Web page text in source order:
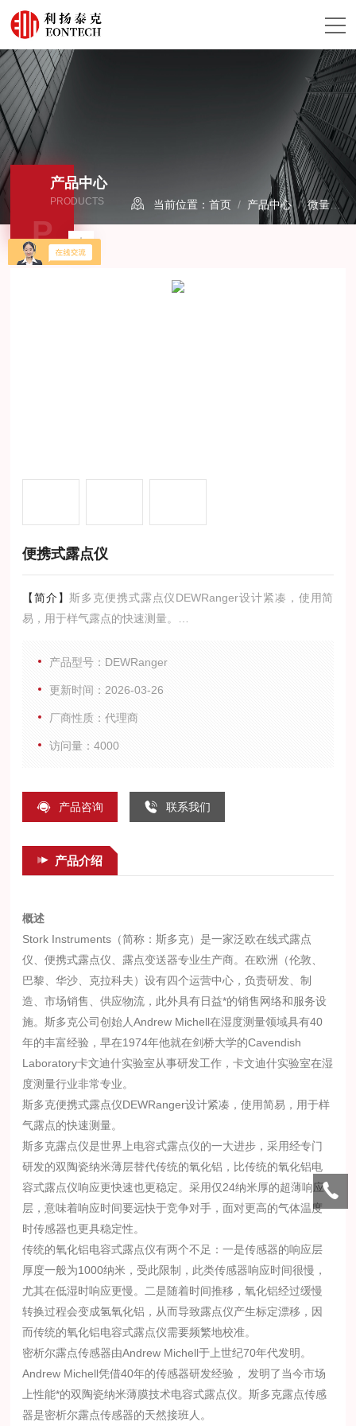
产品中心
PRODUCTS
P
当前位置：首页 / 产品中心/微量水分析仪/露点仪
便携式露点仪
【简介】斯多克便携式露点仪DEWRanger设计紧凑，使用简
易，用于样气露点的快速测量。
研发的双陶瓷纳米薄层替代传统的氧化铝，比传统的氧化铝电
时传感器也更具稳定性。
产品型号：DEWRanger
更新时间：2026-03-26
厂商性质：代理商
访问量：4000
产品咨询 联系我们
产品介绍
概述
Stork Instruments（简称：斯多克）是一家泛欧在线式露点
仪、便携式露点仪、露点变送器专业生产商。在欧洲（伦敦、
巴黎、华沙、克拉科夫）设有四个运营中心，负责研发、制
造、市场销售、供应物流，此外具有日益*的销售网络和服务设
施。斯多克公司创始人Andrew Michell在湿度测量领域具有40
年的丰富经验，早在1974年他就在剑桥大学的Cavendish
Laboratory卡文迪什实验室从事研发工作，卡文迪什实验室在湿
度测量行业非常专业。
斯多克便携式露点仪DEWRanger设计紧凑，使用简易，用于样
气露点的快速测量。
斯多克露点仪是世界上电容式露点仪的一大进步，采用经专门
研发的双陶瓷纳米薄层替代传统的氧化铝，比传统的氧化铝电
容式露点仪响应更快速也更稳定。采用仅24纳米厚的超薄响应
层，意味着响应时间要远快于竞争对手，面对更高的气体温度
时传感器也更具稳定性。
传统的氧化铝电容式露点仪有两个不足：一是传感器的响应层
厚度一般为1000纳米，受此限制，此类传感器响应时间很慢，
尤其在低湿时响应更慢。二是随着时间推移，氧化铝经过缓慢
转换过程会变成氢氧化铝，从而导致露点仪产生标定漂移，因
而传统的氧化铝电容式露点仪需要频繁地校准。
密析尔露点传感器由Andrew Michell于上世纪70年代发明。
Andrew Michell凭借40年的传感器研发经验， 发明了当今市场
上性能*的双陶瓷纳米薄膜技术电容式露点仪。斯多克露点传感
器是密析尔露点传感器的天然接班人。